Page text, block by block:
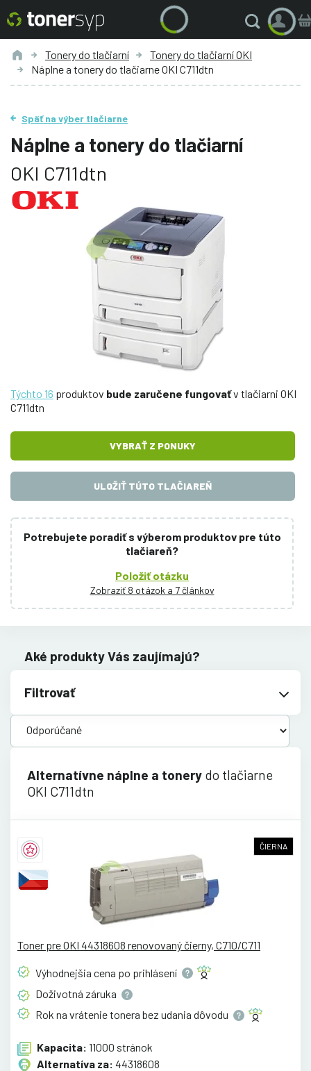
Tonery do tlačiarní
Tonery do tlačiarní OKI
Náplne a tonery do tlačiarne OKI C711dtn
Späť na výber tlačiarne
Náplne a tonery do tlačiarní
OKI C711dtn
Týchto 16 produktov bude zaručene fungovaťv tlačiarni OKI
C711dtn
VYBRAŤ Z PONUKY
ULOŽIŤ TÚTO TLAČIAREŇ
Potrebujete poradiť s výberom produktov pre túto
tlačiareň?
Položiť otázku
Zobraziť 8 otázok a 7 článkov
Aké produkty Vás zaujímajú?
Filtrovať
Alternatívne náplne a tonery do tlačiarne
OKI C711dtn
ČIERNA
Toner pre OKI 44318608 renovovaný čierny, C710/C711
Výhodnejšia cena po prihlásení
Doživotná záruka
Rok na vrátenie tonera bez udania dôvodu
Kapacita: 11000 stránok
Alternatíva za: 44318608